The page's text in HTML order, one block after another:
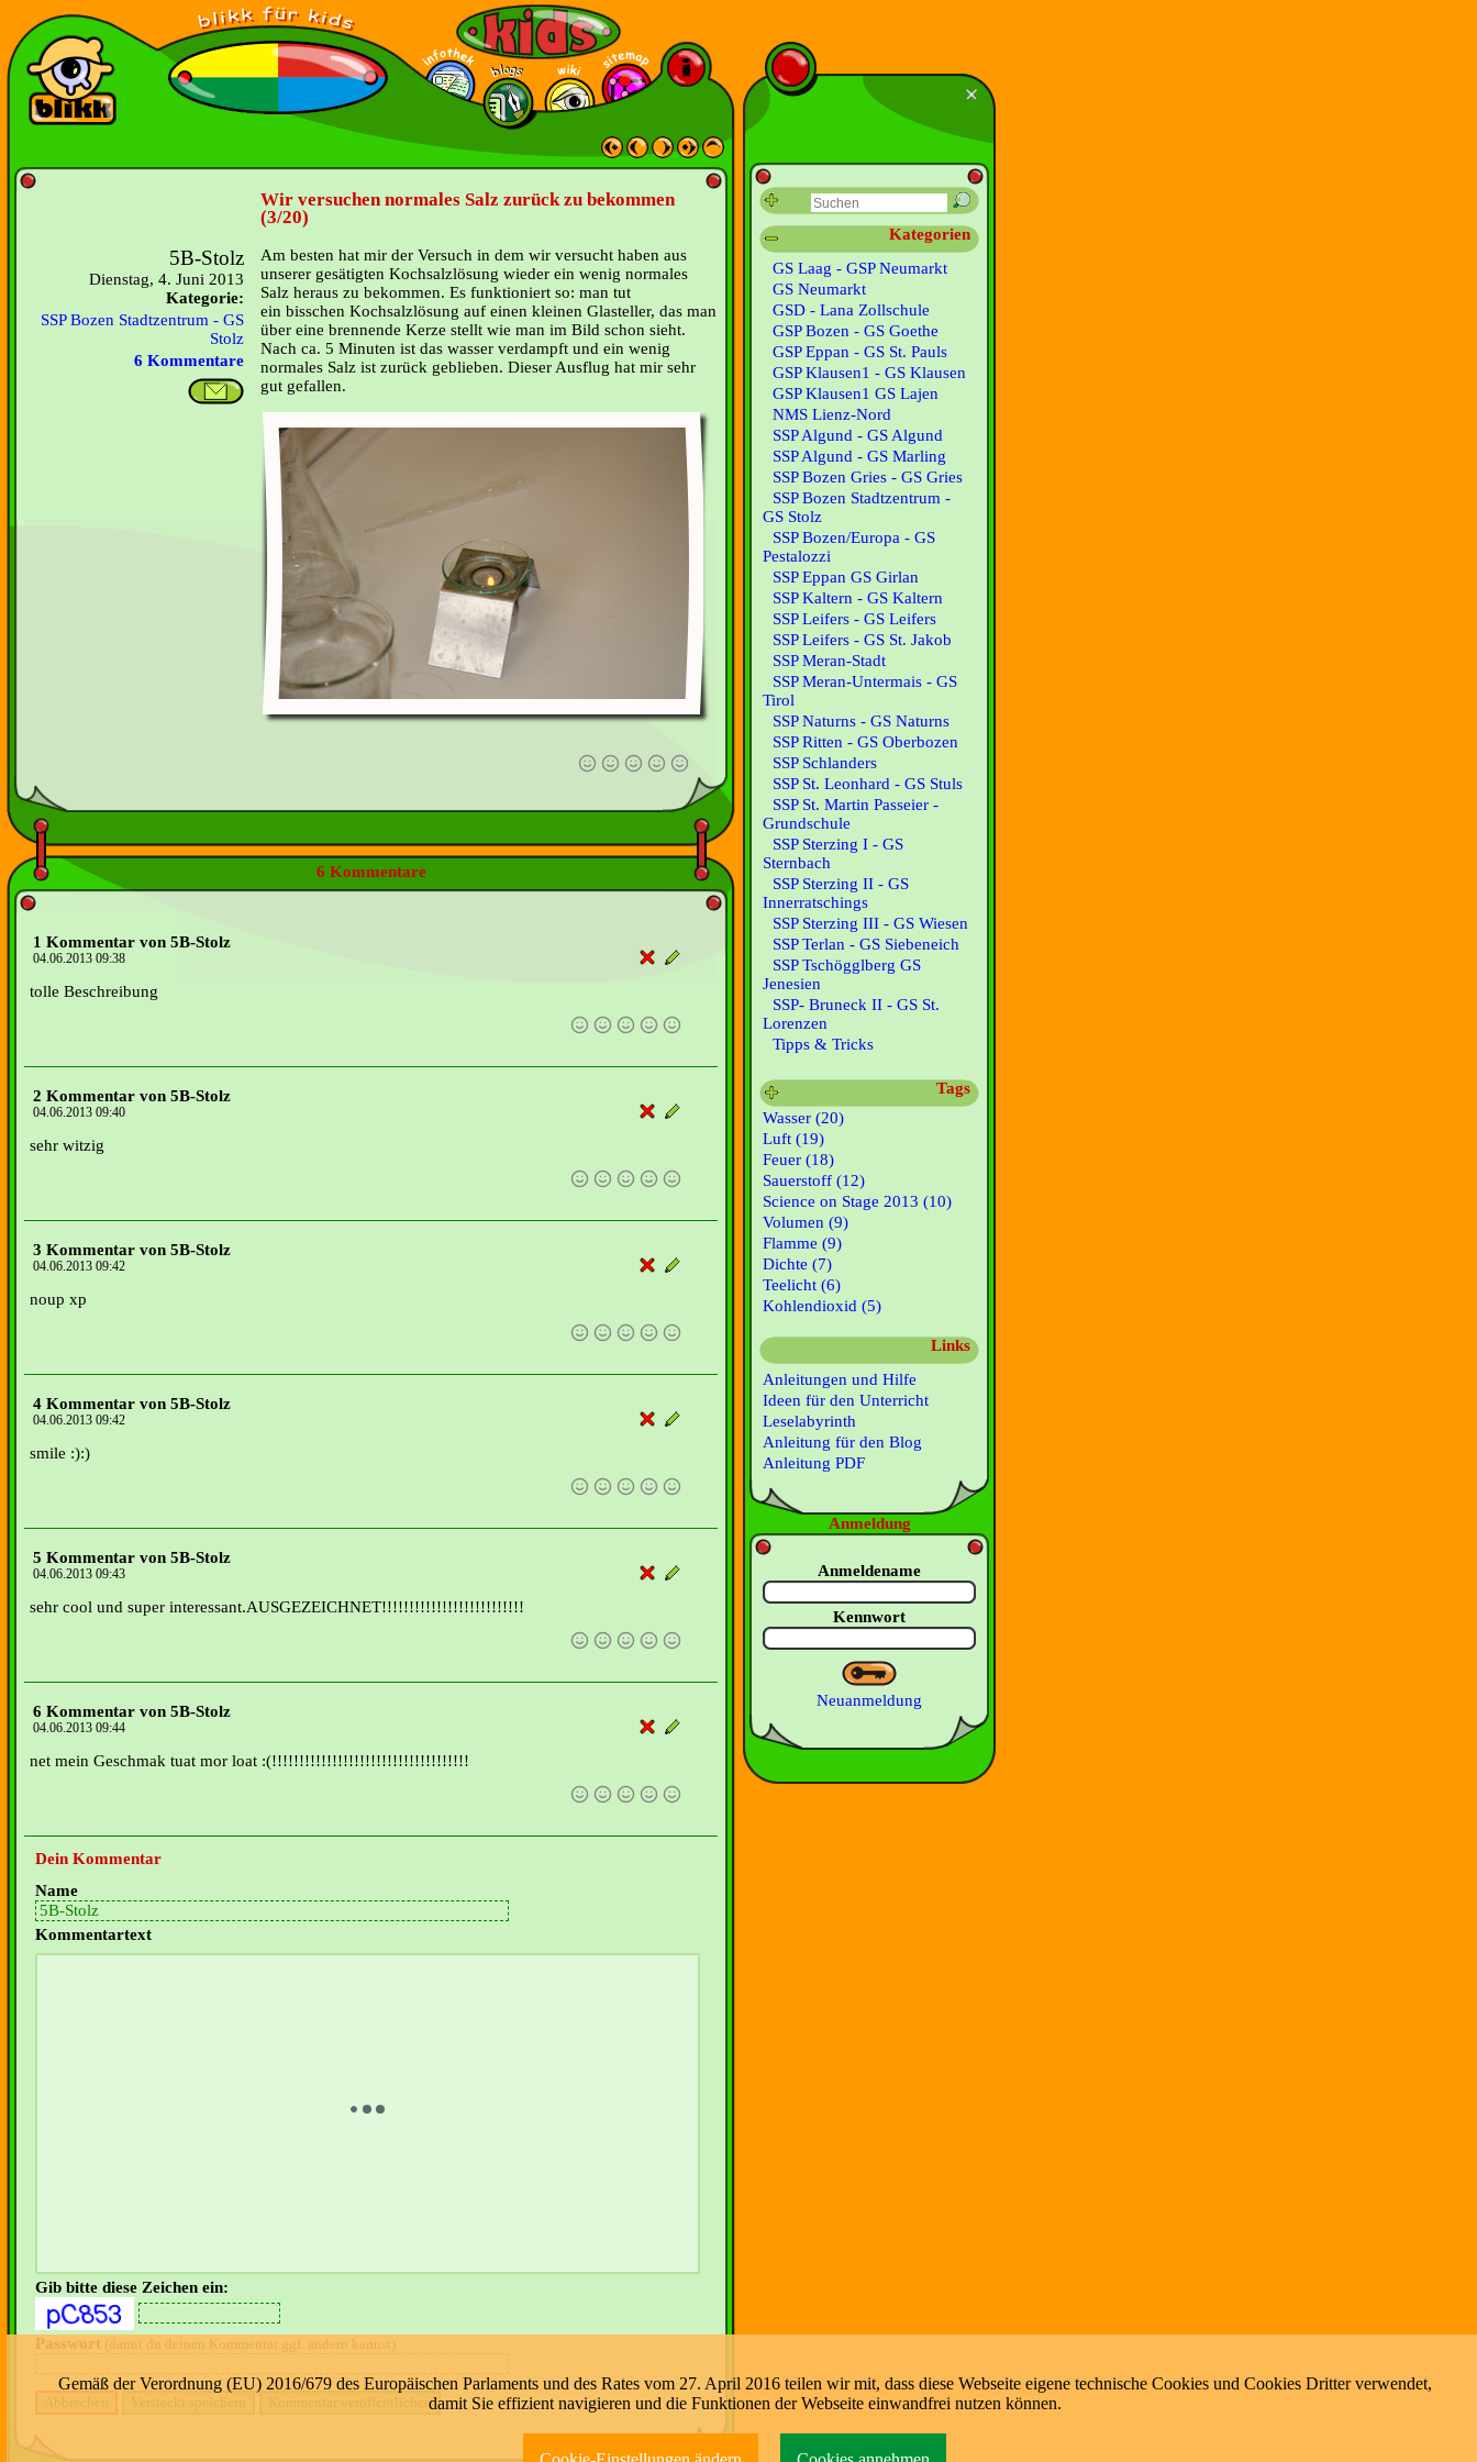
Wir versuchen normales Salz zurück zu bekommen
(3/20)
5B-Stolz
Dienstag, 4. Juni 2013
Kategorie:
SSP Bozen Stadtzentrum - GS
Stolz
6 Kommentare
Am besten hat mir der Versuch in dem wir versucht haben aus
unserer gesätigten Kochsalzlösung wieder ein wenig normales
Salz heraus zu bekommen. Es funktioniert so: man tut
ein bisschen Kochsalzlösung auf einen kleinen Glasteller, das man
über eine brennende Kerze stellt wie man im Bild schon sieht.
Nach ca. 5 Minuten ist das wasser verdampft und ein wenig
normales Salz ist zurück geblieben. Dieser Ausflug hat mir sehr
gut gefallen.
6 Kommentare
1 Kommentar von 5B-Stolz
04.06.2013 09:38
tolle Beschreibung
2 Kommentar von 5B-Stolz
04.06.2013 09:40
sehr witzig
3 Kommentar von 5B-Stolz
04.06.2013 09:42
noup xp
4 Kommentar von 5B-Stolz
04.06.2013 09:42
smile :):)
5 Kommentar von 5B-Stolz
04.06.2013 09:43
sehr cool und super interessant.AUSGEZEICHNET!!!!!!!!!!!!!!!!!!!!!!!!!!
6 Kommentar von 5B-Stolz
04.06.2013 09:44
net mein Geschmak tuat mor loat :(!!!!!!!!!!!!!!!!!!!!!!!!!!!!!!!!!!!!
Dein Kommentar
Name
Kommentartext
Gib bitte diese Zeichen ein:
Passwort (damit du deinen Kommentar ggf. ändern kannst)
Kategorien
GS Laag - GSP Neumarkt
GS Neumarkt
GSD - Lana Zollschule
GSP Bozen - GS Goethe
GSP Eppan - GS St. Pauls
GSP Klausen1 - GS Klausen
GSP Klausen1 GS Lajen
NMS Lienz-Nord
SSP Algund - GS Algund
SSP Algund - GS Marling
SSP Bozen Gries - GS Gries
SSP Bozen Stadtzentrum -
GS Stolz
SSP Bozen/Europa - GS
Pestalozzi
SSP Eppan GS Girlan
SSP Kaltern - GS Kaltern
SSP Leifers - GS Leifers
SSP Leifers - GS St. Jakob
SSP Meran-Stadt
SSP Meran-Untermais - GS
Tirol
SSP Naturns - GS Naturns
SSP Ritten - GS Oberbozen
SSP Schlanders
SSP St. Leonhard - GS Stuls
SSP St. Martin Passeier -
Grundschule
SSP Sterzing I - GS
Sternbach
SSP Sterzing II - GS
Innerratschings
SSP Sterzing III - GS Wiesen
SSP Terlan - GS Siebeneich
SSP Tschögglberg GS
Jenesien
SSP- Bruneck II - GS St.
Lorenzen
Tipps & Tricks
Tags
Wasser (20)
Luft (19)
Feuer (18)
Sauerstoff (12)
Science on Stage 2013 (10)
Volumen (9)
Flamme (9)
Dichte (7)
Teelicht (6)
Kohlendioxid (5)
Links
Anleitungen und Hilfe
Ideen für den Unterricht
Leselabyrinth
Anleitung für den Blog
Anleitung PDF
Anmeldung
Anmeldename
Kennwort
Neuanmeldung
Gemäß der Verordnung (EU) 2016/679 des Europäischen Parlaments und des Rates vom 27. April 2016 teilen wir mit, dass diese Webseite eigene technische Cookies und Cookies Dritter verwendet,
damit Sie effizient navigieren und die Funktionen der Webseite einwandfrei nutzen können.